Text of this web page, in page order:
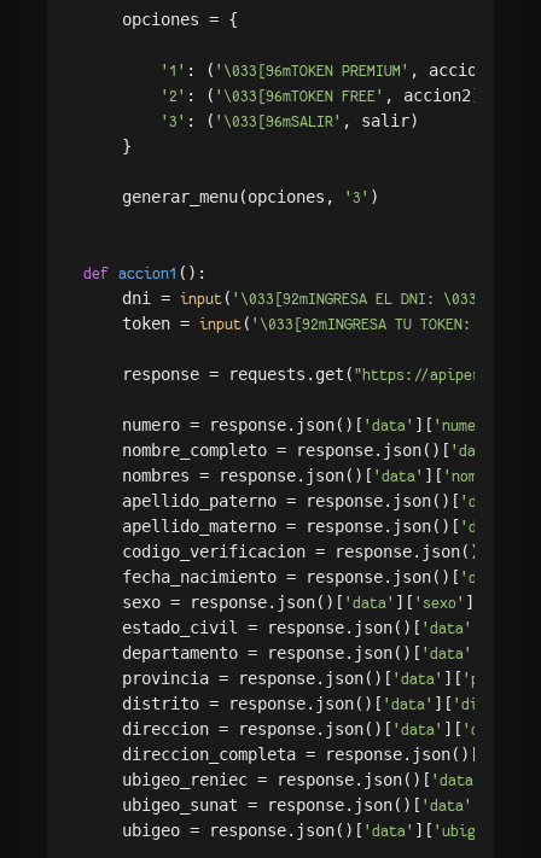
    opciones = {
'1' : ( '\033[96mTOKEN PREMIUM' , accion1),
'2' : ( '\033[96mTOKEN FREE' , accion2),
'3' : ( '\033[96mSALIR' , salir)
    }
    generar_menu(opciones,
'3' )
def accion1 ():
    dni =
input ( '\033[92mINGRESA EL DNI: \033[93m'
    token =
input ( '\033[92mINGRESA TU TOKEN:
    response = requests.get(
"https://apiperu.dev/
    numero = response.json()[
'data' ][ 'numero'
    nombre_completo = response.json()[
'data'
    nombres = response.json()[
'data' ][ 'nombres'
    apellido_paterno = response.json()[
'data'
    apellido_materno = response.json()[
'data'
    codigo_verificacion = response.json()[
    fecha_nacimiento = response.json()[
'data'
    sexo = response.json()[
'data' ][ 'sexo' ]
    estado_civil = response.json()[
'data'
    departamento = response.json()[
'data'
    provincia = response.json()[
'data' ][
    distrito = response.json()[
'data' ][ 'distrito'
    direccion = response.json()[
'data' ][
    direccion_completa = response.json()[
    ubigeo_reniec = response.json()[
'data'
    ubigeo_sunat = response.json()[
'data'
    ubigeo = response.json()[
'data' ][ 'ubigeo'